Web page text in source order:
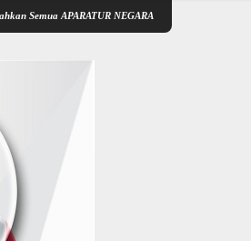
NEGARA Di Seluruh Indonesia Tertibkan